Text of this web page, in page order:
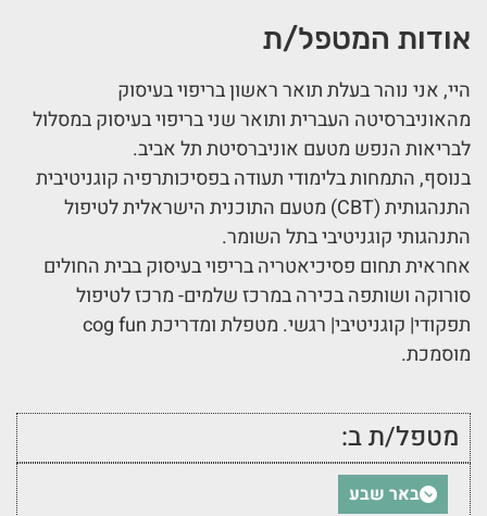
אודות המטפל/ת
היי, אני נוהר בעלת תואר ראשון בריפוי בעיסוק
מהאוניברסיטה העברית ותואר שני בריפוי בעיסוק במסלול
לבריאות הנפש מטעם אוניברסיטת תל אביב.
בנוסף, התמחות בלימודי תעודה בפסיכותרפיה קוגניטיבית
התנהגותית (CBT) מטעם התוכנית הישראלית לטיפול
התנהגותי קוגניטיבי בתל השומר.
אחראית תחום פסיכיאטריה בריפוי בעיסוק בבית החולים
סורוקה ושותפה בכירה במרכז שלמים- מרכז לטיפול
תפקודי| קוגניטיבי| רגשי. מטפלת ומדריכת cog fun
מוסמכת.
מטפל/ת ב:
באר שבע